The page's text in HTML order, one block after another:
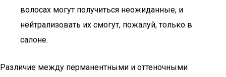
волосах могут получиться неожиданные, и
нейтрализовать их смогут, пожалуй, только в
салоне.
Различие между перманентными и оттеночными